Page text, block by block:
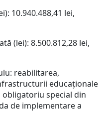
10.940.488,41 lei,
(lei): 8.500.812,28 lei,
reabilitarea,
educaționale
special din
de implementare a